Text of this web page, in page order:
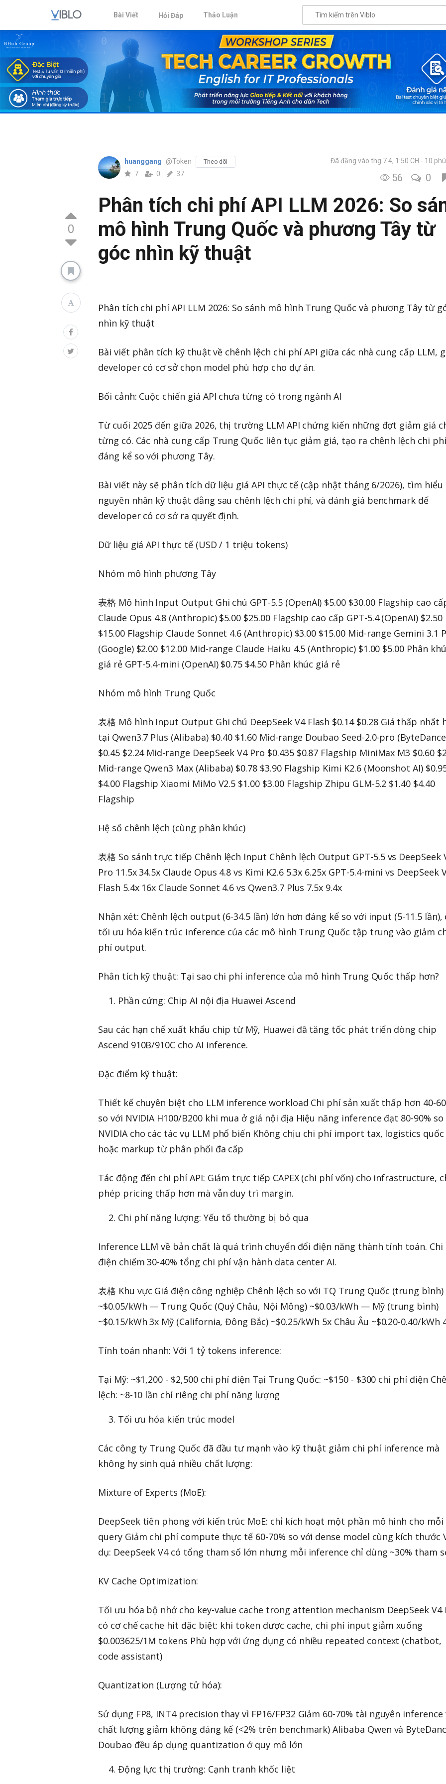
Bài Viết Hỏi Đáp Thảo Luận
0
huanggang @Token Theo dõi
7 0 37
Đã đăng vào thg 7 4, 1:50 CH 10
56 0
Phân tích chi phí API LLM 2026: So
mô hình Trung Quốc và phương Tây từ
góc nhìn kỹ thuật
Phân tích chi phí API LLM 2026: So sánh mô hình Trung Quốc và phương Tây từ
nhìn kỹ thuật
Bài viết phân tích kỹ thuật về chênh lệch chi phí API giữa các nhà cung cấp LLM,
developer có cơ sở chọn model phù hợp cho dự án.
Bối cảnh: Cuộc chiến giá API chưa từng có trong ngành AI
Từ cuối 2025 đến giữa 2026, thị trường LLM API chứng kiến những đợt giảm giá
từng có. Các nhà cung cấp Trung Quốc liên tục giảm giá, tạo ra chênh lệch chi phí
đáng kể so với phương Tây.
Bài viết này sẽ phân tích dữ liệu giá API thực tế (cập nhật tháng 6/2026), tìm hiểu
nguyên nhân kỹ thuật đằng sau chênh lệch chi phí, và đánh giá benchmark để
developer có cơ sở ra quyết định.
Dữ liệu giá API thực tế (USD / 1 triệu tokens)
Nhóm mô hình phương Tây
表格 Mô hình Input Output Ghi chú GPT-5.5 (OpenAI) $5.00 $30.00 Flagship cao
Claude Opus 4.8 (Anthropic) $5.00 $25.00 Flagship cao cấp GPT-5.4 (OpenAI) $2.50
$15.00 Flagship Claude Sonnet 4.6 (Anthropic) $3.00 $15.00 Mid-range Gemini 3.1
(Google) $2.00 $12.00 Mid-range Claude Haiku 4.5 (Anthropic) $1.00 $5.00 Phân
giá rẻ GPT-5.4-mini (OpenAI) $0.75 $4.50 Phân khúc giá rẻ
Nhóm mô hình Trung Quốc
表格 Mô hình Input Output Ghi chú DeepSeek V4 Flash $0.14 $0.28 Giá thấp nhất
tại Qwen3.7 Plus (Alibaba) $0.40 $1.60 Mid-range Doubao Seed-2.0-pro
$0.45 $2.24 Mid-range DeepSeek V4 Pro $0.435 $0.87 Flagship MiniMax M3 $0.60
Mid-range Qwen3 Max (Alibaba) $0.78 $3.90 Flagship Kimi K2.6 (Moonshot AI)
$4.00 Flagship Xiaomi MiMo V2.5 $1.00 $3.00 Flagship Zhipu GLM-5.2 $1.40 $4.40
Flagship
Hệ số chênh lệch (cùng phân khúc)
表格 So sánh trực tiếp Chênh lệch Input Chênh lệch Output GPT-5.5 vs DeepSeek
Pro 11.5x 34.5x Claude Opus 4.8 vs Kimi K2.6 5.3x 6.25x GPT-5.4-mini vs DeepSeek
Flash 5.4x 16x Claude Sonnet 4.6 vs Qwen3.7 Plus 7.5x 9.4x
Nhận xét: Chênh lệch output (6-34.5 lần) lớn hơn đáng kể so với input (5-11.5 lần),
tối ưu hóa kiến trúc inference của các mô hình Trung Quốc tập trung vào giảm
phí output.
Phân tích kỹ thuật: Tại sao chi phí inference của mô hình Trung Quốc thấp hơn?
Phần cứng: Chip AI nội địa Huawei Ascend
Sau các hạn chế xuất khẩu chip từ Mỹ, Huawei đã tăng tốc phát triển dòng chip
Ascend 910B/910C cho AI inference.
Đặc điểm kỹ thuật:
Thiết kế chuyên biệt cho LLM inference workload Chi phí sản xuất thấp hơn 40-
so với NVIDIA H100/B200 khi mua ở giá nội địa Hiệu năng inference đạt 80-90% so
NVIDIA cho các tác vụ LLM phổ biến Không chịu chi phí import tax, logistics
hoặc markup từ phân phối đa cấp
Tác động đến chi phí API: Giảm trực tiếp CAPEX (chi phí vốn) cho infrastructure,
phép pricing thấp hơn mà vẫn duy trì margin.
Chi phí năng lượng: Yếu tố thường bị bỏ qua
Inference LLM về bản chất là quá trình chuyển đổi điện năng thành tính toán. Chi
điện chiếm 30-40% tổng chi phí vận hành data center AI.
表格 Khu vực Giá điện công nghiệp Chênh lệch so với TQ Trung Quốc (trung bình)
~$0.05/kWh — Trung Quốc (Quý Châu, Nội Mông) ~$0.03/kWh — Mỹ (trung bình)
~$0.15/kWh 3x Mỹ (California, Đông Bắc) ~$0.25/kWh 5x Châu Âu ~$0.20-0.40/kWh
Tính toán nhanh: Với 1 tỷ tokens inference:
Tại Mỹ: ~$1,200 - $2,500 chi phí điện Tại Trung Quốc: ~$150 - $300 chi phí điện
lệch: ~8-10 lần chỉ riêng chi phí năng lượng
Tối ưu hóa kiến trúc model
Các công ty Trung Quốc đã đầu tư mạnh vào kỹ thuật giảm chi phí inference mà
không hy sinh quá nhiều chất lượng:
Mixture of Experts (MoE):
DeepSeek tiên phong với kiến trúc MoE: chỉ kích hoạt một phần mô hình cho mỗi
query Giảm chi phí compute thực tế 60-70% so với dense model cùng kích thước
dụ: DeepSeek V4 có tổng tham số lớn nhưng mỗi inference chỉ dùng ~30% tham
KV Cache Optimization:
Tối ưu hóa bộ nhớ cho key-value cache trong attention mechanism DeepSeek V4
có cơ chế cache hit đặc biệt: khi token được cache, chi phí input giảm xuống
$0.003625/1M tokens Phù hợp với ứng dụng có nhiều repeated context (chatbot,
code assistant)
Quantization (Lượng tử hóa):
Sử dụng FP8, INT4 precision thay vì FP16/FP32 Giảm 60-70% tài nguyên inference
chất lượng giảm không đáng kể (<2% trên benchmark) Alibaba Qwen và
Doubao đều áp dụng quantization ở quy mô lớn
Động lực thị trường: Cạnh tranh khốc liệt